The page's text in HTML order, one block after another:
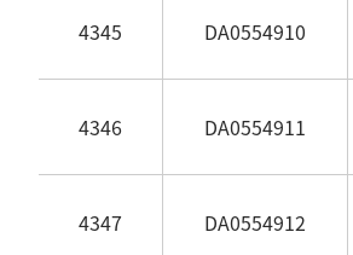
4345 DA0554910
4346 DA0554911
4347 DA0554912